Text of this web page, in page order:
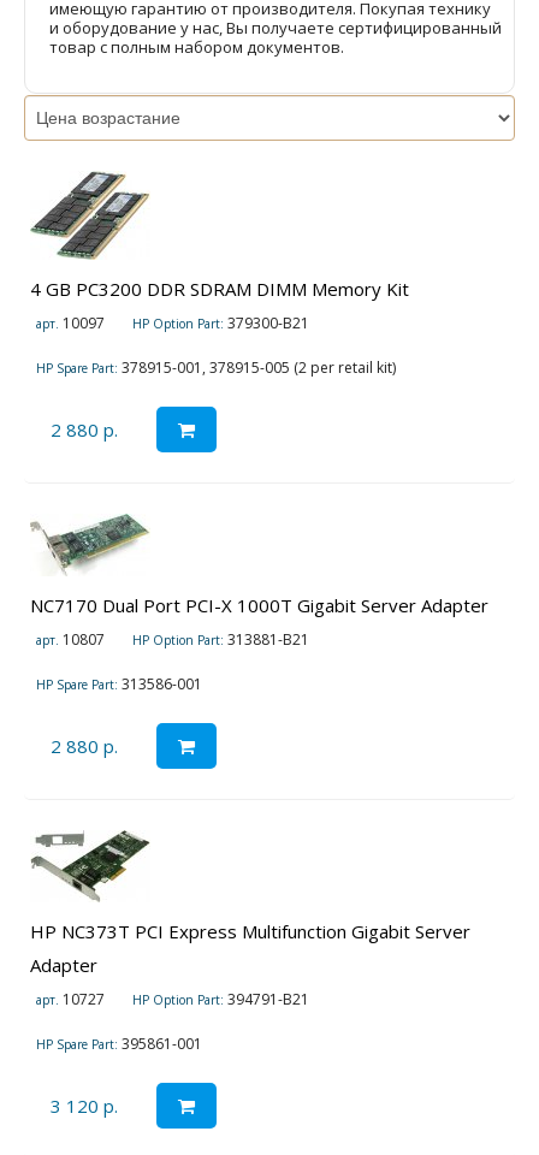
имеющую гарантию от производителя. Покупая технику
и оборудование у нас, Вы получаете сертифицированный
товар с полным набором документов.
4 GB PC3200 DDR SDRAM DIMM Memory Kit
арт. 10097 HP Option Part: 379300-B21
HP Spare Part: 378915-001, 378915-005 (2 per retail kit)
2 880 р.
NC7170 Dual Port PCI-X 1000T Gigabit Server Adapter
арт. 10807 HP Option Part: 313881-B21
HP Spare Part: 313586-001
2 880 р.
HP NC373T PCI Express Multifunction Gigabit Server
Adapter
арт. 10727 HP Option Part: 394791-B21
HP Spare Part: 395861-001
3 120 р.